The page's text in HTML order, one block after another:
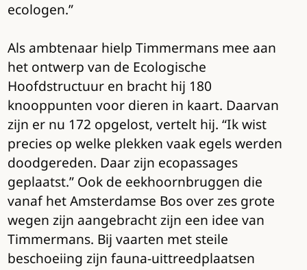
ecologen.”
Als ambtenaar hielp Timmermans mee aan
het ontwerp van de Ecologische
Hoofdstructuur en bracht hij 180
knooppunten voor dieren in kaart. Daarvan
zijn er nu 172 opgelost, vertelt hij. “Ik wist
precies op welke plekken vaak egels werden
doodgereden. Daar zijn ecopassages
geplaatst.” Ook de eekhoornbruggen die
vanaf het Amsterdamse Bos over zes grote
wegen zijn aangebracht zijn een idee van
Timmermans. Bij vaarten met steile
beschoeiing zijn fauna-uittreedplaatsen